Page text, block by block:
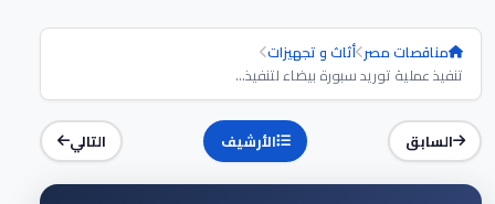
مناقصات مصر أثاث و تجهيزات
تنفيذ عملية توريد سبورة بيضاء لتنفيذ...
السابق الأرشيف التالي